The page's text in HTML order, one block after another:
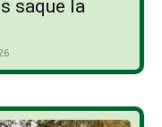
saque la